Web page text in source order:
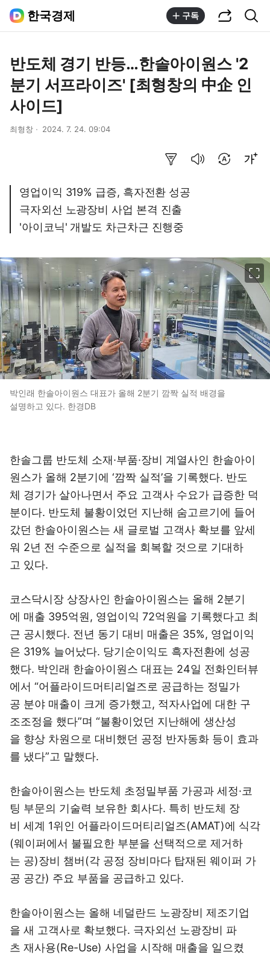
한국경제 구독
반도체 경기 반등…한솔아이원스 '2
분기 서프라이즈' [최형창의 中企 인
사이드]
최형창 2024. 7. 24. 09:04
영업이익 319% 급증, 흑자전환 성공
극자외선 노광장비 사업 본격 진출
'아이코닉' 개발도 차근차근 진행중
박인래 한솔아이원스 대표가 올해 2분기 깜짝 실적 배경을
설명하고 있다. 한경DB
한솔그룹 반도체 소재·부품·장비 계열사인 한솔아이
원스가 올해 2분기에 ‘깜짝 실적’을 기록했다. 반도
체 경기가 살아나면서 주요 고객사 수요가 급증한 덕
분이다. 반도체 불황이었던 지난해 숨고르기에 들어
갔던 한솔아이원스는 새 글로벌 고객사 확보를 앞세
워 2년 전 수준으로 실적을 회복할 것으로 기대하
고 있다.
코스닥시장 상장사인 한솔아이원스는 올해 2분기
에 매출 395억원, 영업이익 72억원을 기록했다고 최
근 공시했다. 전년 동기 대비 매출은 35%, 영업이익
은 319% 늘어났다. 당기순이익도 흑자전환에 성공
했다. 박인래 한솔아이원스 대표는 24일 전화인터뷰
에서 “어플라이드머티리얼즈로 공급하는 정밀가
공 분야 매출이 크게 증가했고, 적자사업에 대한 구
조조정을 했다”며 “불황이었던 지난해에 생산성
을 향상 차원으로 대비했던 공정 반자동화 등이 효과
를 냈다”고 말했다.
한솔아이원스는 반도체 초정밀부품 가공과 세정·코
팅 부문의 기술력 보유한 회사다. 특히 반도체 장
비 세계 1위인 어플라이드머티리얼즈(AMAT)에 식각
(웨이퍼에서 불필요한 부분을 선택적으로 제거하
는 공)장비 챔버(각 공정 장비마다 탑재된 웨이퍼 가
공 공간) 주요 부품을 공급하고 있다.
한솔아이원스는 올해 네덜란드 노광장비 제조기업
을 새 고객사로 확보했다. 극자외선 노광장비 파
츠 재사용(Re-Use) 사업을 시작해 매출을 일으켰